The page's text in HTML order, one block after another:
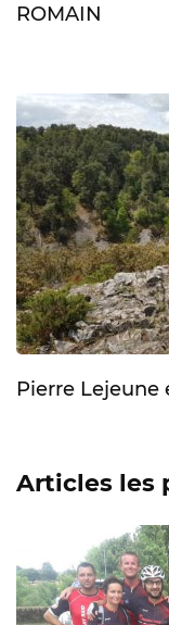
ROMAIN
Pierre Lejeune
Articles les